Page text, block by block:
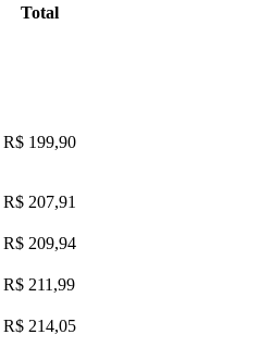
Total
R$ 199,90
R$ 207,91
R$ 209,94
R$ 211,99
R$ 214,05